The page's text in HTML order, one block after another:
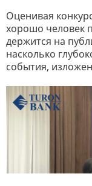
Оценивая
хорошо человек
держится на
насколько
события,